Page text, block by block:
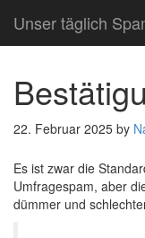
Unser täglich
22. Februar 2025 by
Es ist zwar die
Umfragespam, aber
dümmer und